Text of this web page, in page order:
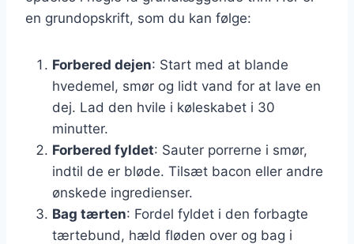
en grundopskrift, som du kan følge:
Forbered dejen: Start med at blande
hvedemel, smør og lidt vand for at lave en
dej. Lad den hvile i køleskabet i 30
minutter.
Forbered fyldet: Sauter porrerne i smør,
indtil de er bløde. Tilsæt bacon eller andre
ønskede ingredienser.
Bag tærten: Fordel fyldet i den forbagte
tærtebund, hæld fløden over og bag i